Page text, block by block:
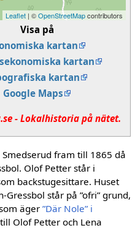
Leaflet | ©OpenStreetMapcontributors
Visa på
kartan
kartan
kartan
Google Maps
- Lokalhistoria på nätet.
fram till 1865 då
Olof Petter står i
backstugesittare. Huset
står på ”ofri” grund,
äger ”Där Nole” i
Olof Petter och Lena